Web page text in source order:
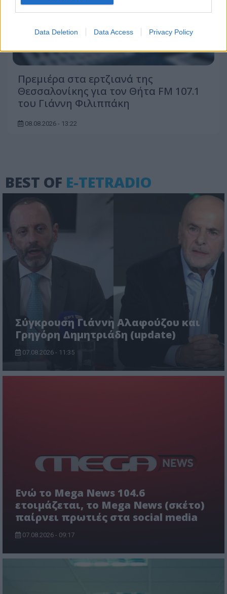
Data Deletion Data Access Privacy Policy
Πρεμιέρα στα ερτζιανά της
Θεσσαλονίκης για τον Θήτα FM 107.1
του Γιάννη Φιλιππάκη
08.08.2026 - 13:22
BEST OF E-TETRADIO
Σύγκρουση Γιάννη Αλαφούζου και
Γρηγόρη Δημητριάδη (update)
07.08.2026 - 11:35
Ενώ το Mega News 104.6
ετοιμάζεται, το Mega News (σκέτο)
παίρνει πρωτιές στα social media
07.08.2026 - 09:17